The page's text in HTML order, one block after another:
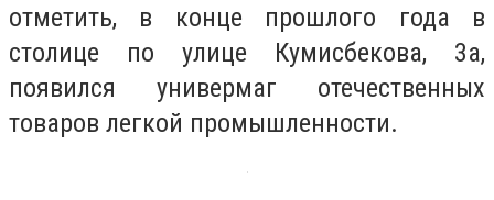
отметить, в конце прошлого года в
столице по улице Кумисбекова, 3а,
появился универмаг отечественных
товаров легкой промышленности.